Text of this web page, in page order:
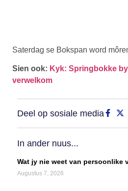
Saterdag se Bokspan word
Sien ook: Kyk: Springbokke
verwelkom
Deel op sosiale media
In ander nuus...
Wat jy nie weet van persoonlike
Augustus 7, 2026